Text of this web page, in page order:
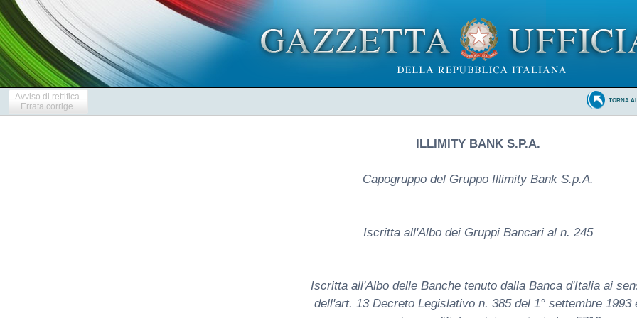
Avviso di rettifica
Errata corrige
TORNA
ILLIMITY BANK S.P.A.
Capogruppo del Gruppo Illimity Bank S.p.A.
Iscritta all'Albo dei Gruppi Bancari al n. 245
Iscritta all'Albo delle Banche tenuto dalla Banca d'Italia ai
dell'art. 13 Decreto Legislativo n. 385 del 1° settembre 1993